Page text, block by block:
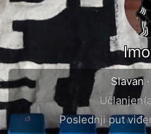
Slavan ·
Poslednji put